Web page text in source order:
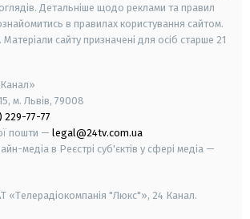
Детальніше щодо реклами та правил
в правилах користування сайтом.
Матеріали сайту призначені для осіб старше 21
м. Львів, 79008
229-77-77
пошти — legal@24tv.com.ua
медіа в Реєстрі суб'єктів у сфері медіа —
«Телерадіокомпанія "Люкс"», 24 Канал.